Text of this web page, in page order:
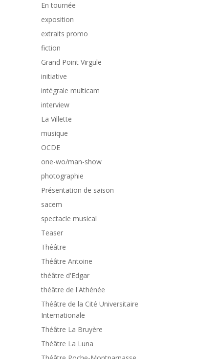
En tournée
exposition
extraits promo
fiction
Grand Point Virgule
initiative
intégrale multicam
interview
La Villette
musique
OCDE
one-wo/man-show
photographie
Présentation de saison
sacem
spectacle musical
Teaser
Théâtre
Théâtre Antoine
théâtre d'Edgar
théâtre de l'Athénée
Théâtre de la Cité Universitaire
Internationale
Théâtre La Bruyère
Théâtre La Luna